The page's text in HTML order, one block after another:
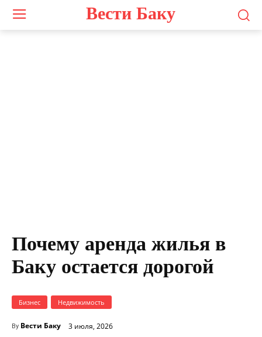
Вести Баку
Почему аренда жилья в
Баку остается дорогой
Бизнес Недвижимость
By Вести Баку 3 июля, 2026